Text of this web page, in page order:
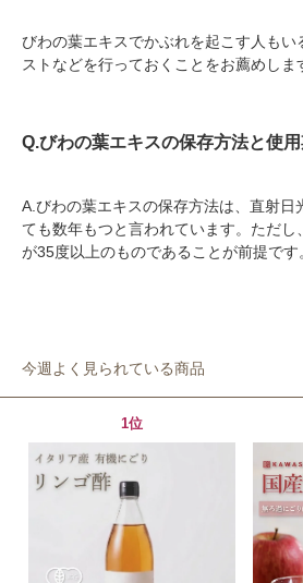
びわの葉エキスでかぶれを起こす人もい
ストなどを行っておくことをお薦めしま
Q.びわの葉エキスの保存方法と使用
A.びわの葉エキスの保存方法は、直射日
ても数年もつと言われています。ただ
が35度以上のものであることが前提です
今週よく見られている商品
1位
新規会員様限
会員登録ありがとうござ
＼ ご登録の感謝を
新規会員様限定特